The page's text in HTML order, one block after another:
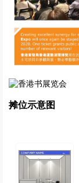
摊位示意图